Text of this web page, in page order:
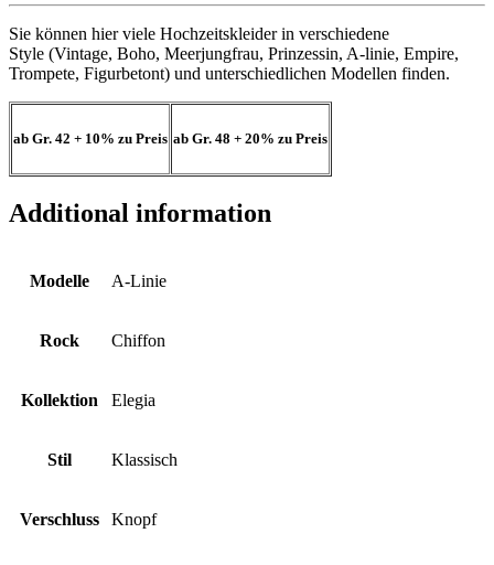
Sie können hier viele Hochzeitskleider in verschiedene
Style (Vintage, Boho, Meerjungfrau, Prinzessin, A-linie, Empire,
Trompete, Figurbetont) und unterschiedlichen Modellen finden.
ab Gr. 42 + 10% zu Preis ab Gr. 48 + 20% zu Preis
Additional information
Modelle A-Linie
Rock Chiffon
Kollektion Elegia
Stil Klassisch
Verschluss Knopf